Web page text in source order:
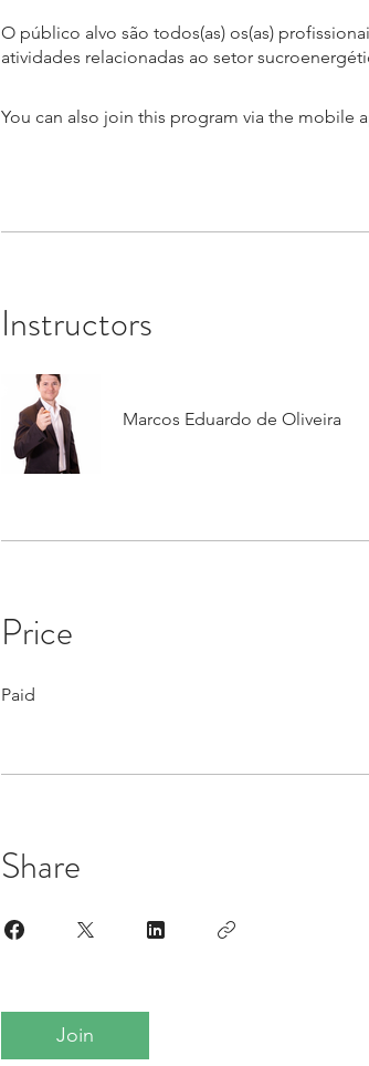
O público alvo são todos(as) os(as)
atividades relacionadas ao setor
You can also join this program via the mobile
Instructors
Marcos Eduardo de Oliveira
Price
Paid
Share
Join